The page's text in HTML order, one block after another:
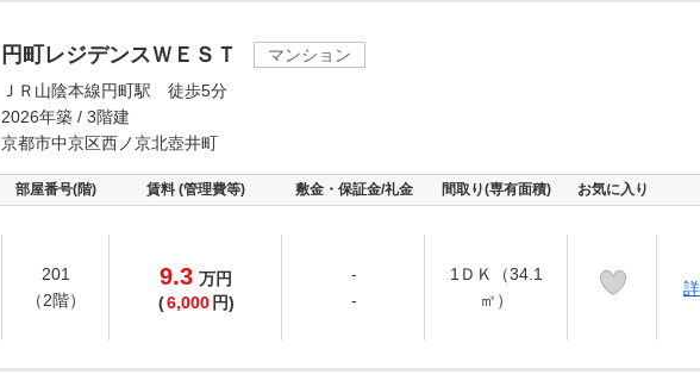
円町レジデンスＷＥＳＴ
マンション
ＪＲ山陰本線円町駅 徒歩5分
2026年築 / 3階建
京都市中京区西ノ京北壺井町
部屋番号(階) 賃料 (管理費等) 敷金・保証金/礼金 間取り(専有面積) お気に入り
201
（2階）
9.3 万円
(6,000 円)
-
-
1ＤＫ（34.1
㎡）